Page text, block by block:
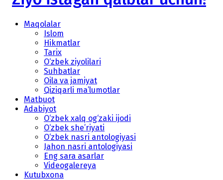
Maqolalar
Islom
Hikmatlar
Tarix
O‘zbek ziyolilari
Suhbatlar
Oila va jamiyat
Qiziqarli ma’lumotlar
Matbuot
Adabiyot
O‘zbek xalq og‘zaki ijodi
O‘zbek she’riyati
O‘zbek nasri antologiyasi
Jahon nasri antologiyasi
Eng sara asarlar
Videogalereya
Kutubxona